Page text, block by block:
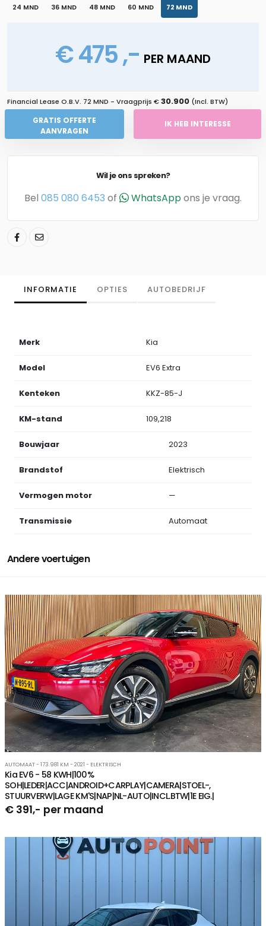
24 MND 36 MND 48 MND 60 MND 72 MND
€ 475 ,- PER MAAND
Financial Lease O.B.V. 72 MND - Vraagprijs €30.900 (Incl. BTW)
GRATIS OFFERTE
AANVRAGEN
IK HEB INTERESSE
Wil je ons spreken?
Bel 085 080 6453 of WhatsAppons je vraag.
INFORMATIE OPTIES AUTOBEDRIJF
Merk Kia
Model EV6 Extra
Kenteken KKZ-85-J
KM-stand 109,218
Bouwjaar 2023
Brandstof Elektrisch
Vermogen motor —
Transmissie Automaat
Andere voertuigen
AUTOMAAT - 173.981 KM - 2021 - ELEKTRISCH
Kia EV6 - 58 KWH|100%
SOH|LEDER|ACC|ANDROID+CARPLAY|CAMERA|STOEL-,
STUURVERW|LAGE KM'S|NAP|NL-AUTO|INCL.BTW|1E EIG.|
€ 391,- per maand